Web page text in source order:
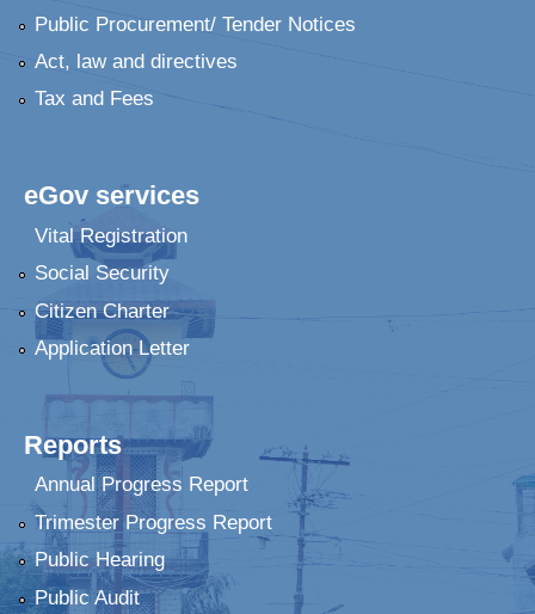
Public Procurement/ Tender Notices
Act, law and directives
Tax and Fees
eGov services
Vital Registration
Social Security
Citizen Charter
Application Letter
Reports
Annual Progress Report
Trimester Progress Report
Public Hearing
Public Audit